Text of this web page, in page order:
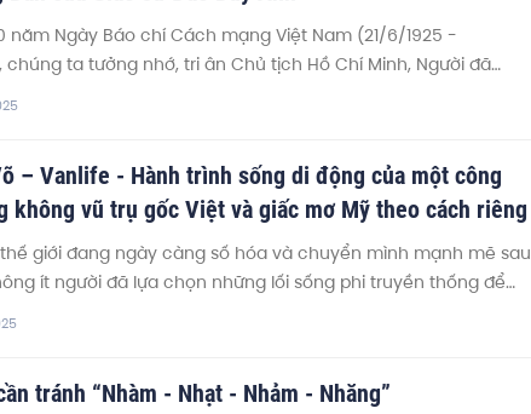
năm Ngày Báo chí Cách mạng Việt Nam (21/6/1925 -
chúng ta tưởng nhớ, tri ân Chủ tịch Hồ Chí Minh, Người đã
dưỡng và rèn luyện một nền báo chí cách mạng "phụng sự
– Vanlife - Hành trình sống di động của một công
không vũ trụ gốc Việt và giấc mơ Mỹ theo cách riêng
giới đang ngày càng số hóa và chuyển mình mạnh mẽ sau
ít người đã lựa chọn những lối sống phi truyền thống để
do, tối giản và kết nối sâu sắc hơn với cuộc sống. Một trong số
toàn thời gian trong một chiếc van trị giá 3 tỷ đồng (tương
tránh “Nhàm - Nhạt - Nhảm - Nhăng”